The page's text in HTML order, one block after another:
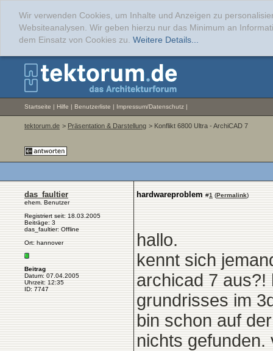
Wir verwenden Cookies, um Inhalte und Anzeigen zu
Websiteanalysen. Wir geben hierzu nur das Minimum an
dem Einsatz von Cookies zu. Weitere Details...
Startseite | Hilfe | Benutzerliste | Impressum/Datenschutz |
tektorum.de > Präsentation & Darstellung > Konflikt 6800 Ultra - ArchiCAD 7
das_faultier
ehem. Benutzer
Registriert seit: 18.03.2005
Beiträge: 3
das_faultier: Offline
Ort: hannover
Beitrag
Datum: 07.04.2005
Uhrzeit: 12:35
ID: 7747
hardwareproblem #1 (Permalink)
hallo.
kennt sich
archicad 7 aus?!
grundrisses im
bin schon auf
nichts